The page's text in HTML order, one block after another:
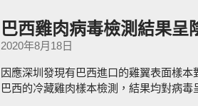
巴西雞肉病毒檢測結果呈
2020年8月18日
因應深圳發現有巴西進口的雞翼表面樣
巴西的冷藏雞肉樣本檢測，結果均對病毒